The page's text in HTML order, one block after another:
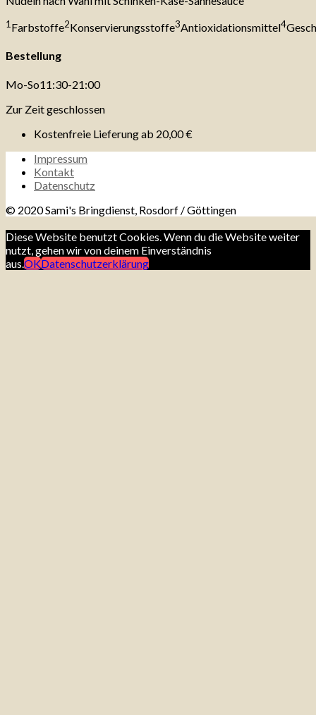
1 Farbstoffe2Konservierungsstoffe3Antioxidationsmittel4
Bestellung
Mo-So11:30-21:00
Zur Zeit geschlossen
Kostenfreie Lieferung ab 20,00 €
Impressum
Kontakt
Datenschutz
© 2020 Sami's Bringdienst, Rosdorf / Göttingen
Diese Website benutzt Cookies. Wenn du die Website weiter
nutzt, gehen wir von deinem Einverständnis
aus. OKDatenschutzerklärung